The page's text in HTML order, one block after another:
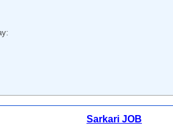
Sarkari JOB